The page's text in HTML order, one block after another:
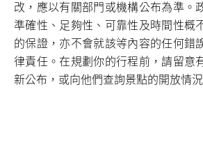
改，應以有關部門或機構公布為準。
準確性、足夠性、可靠性及時間性概
的保證，亦不會就該等內容的任何錯
律責任。在規劃你的行程前，請留意
新公布，或向他們查詢景點的開放情